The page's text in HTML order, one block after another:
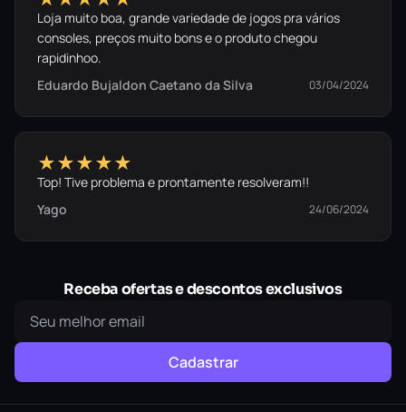
Loja muito boa, grande variedade de jogos pra vários
consoles, preços muito bons e o produto chegou
rapidinhoo.
Eduardo Bujaldon Caetano da Silva
03/04/2024
★★★★★
Top! Tive problema e prontamente resolveram!!
Yago
24/06/2024
Receba ofertas e descontos exclusivos
Cadastrar